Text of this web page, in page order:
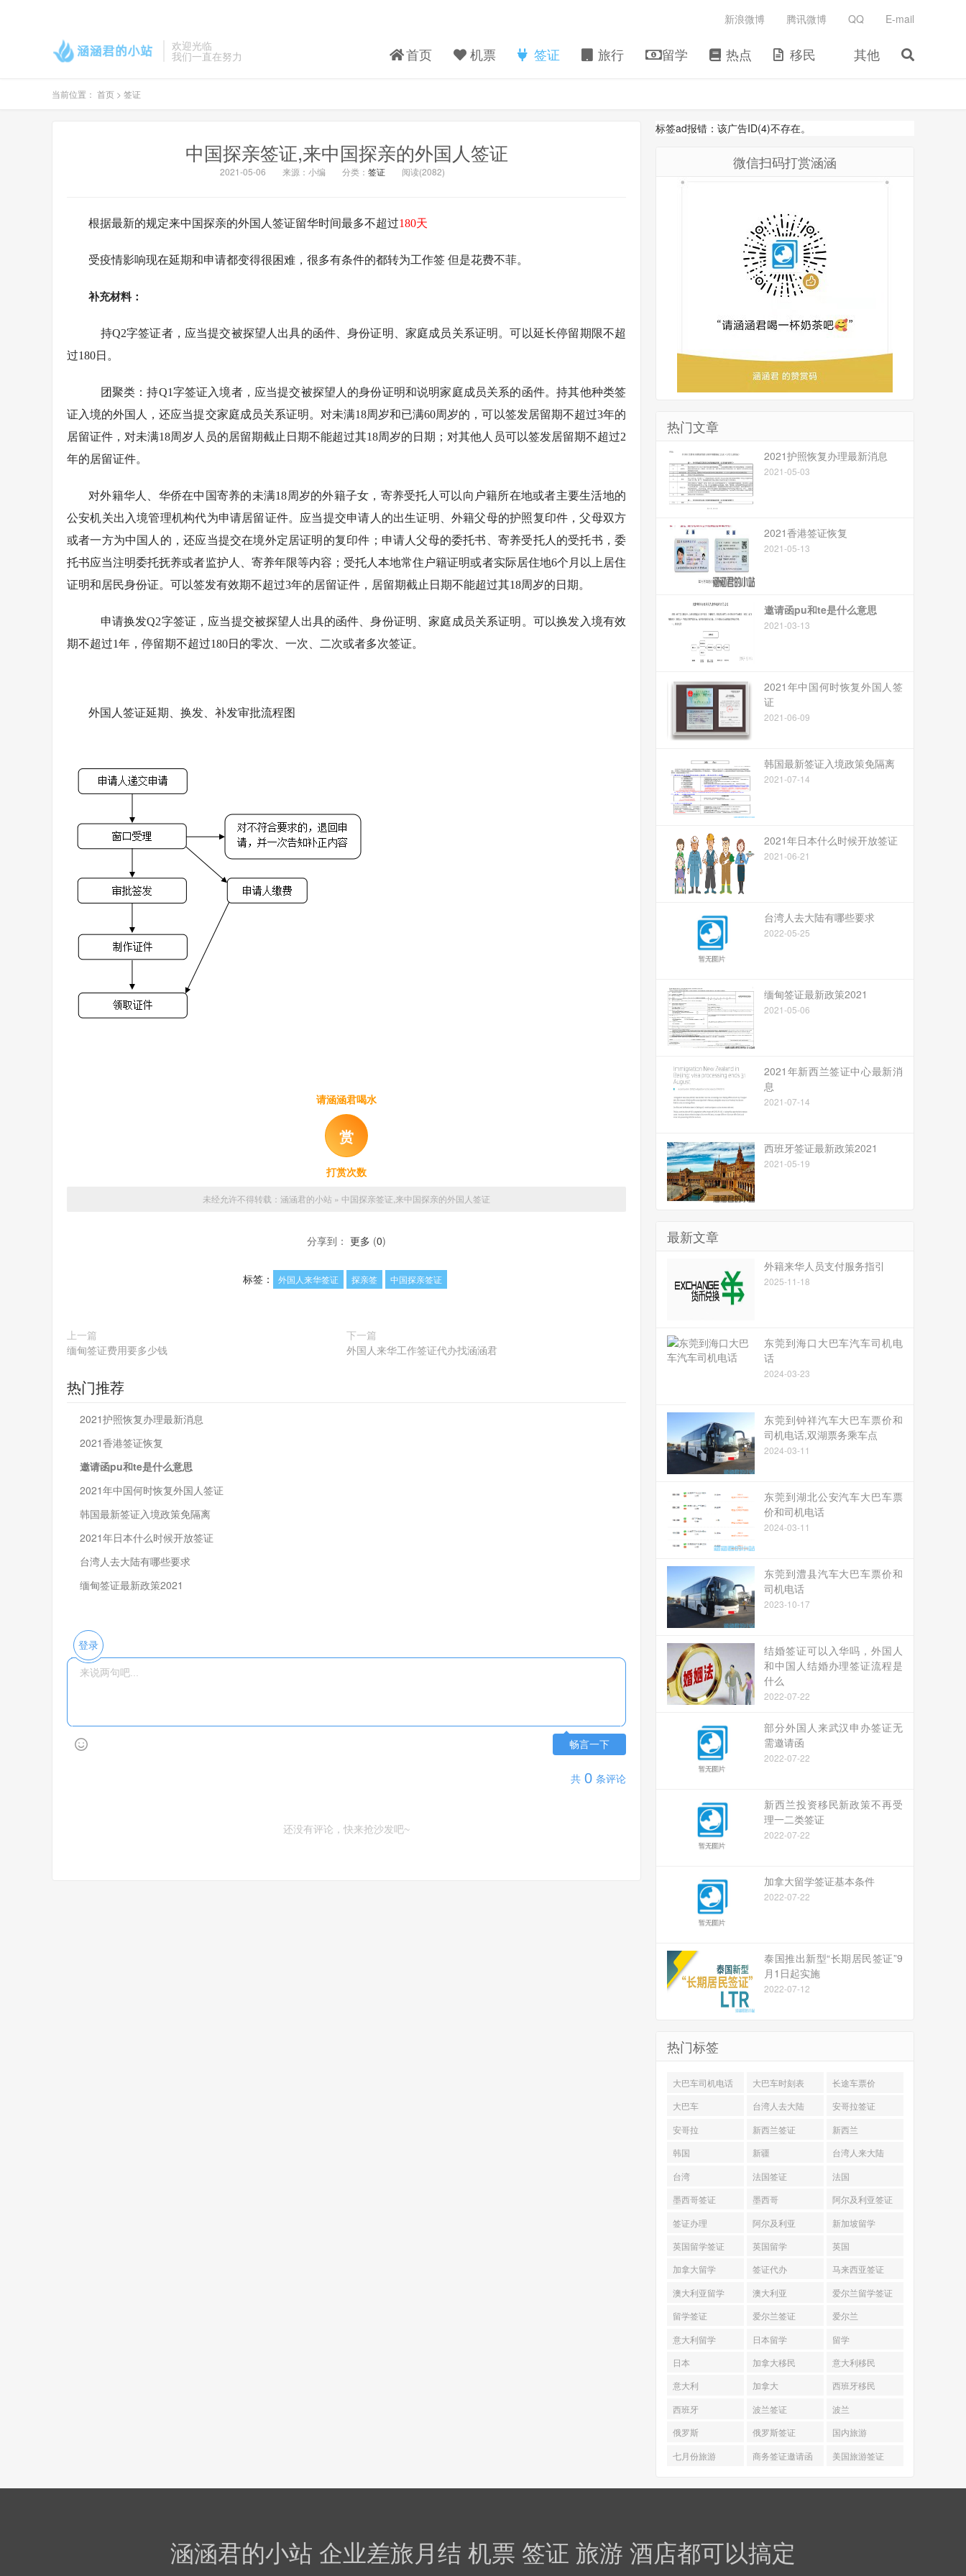
欢迎光临
我们一直在努力 首页 机票 签证 旅行 留学 热点 移民 其他
新浪微博 腾讯微博 QQ E-mail
当前位置： 首页 > 签证
中国探亲签证,来中国探亲的外国人签证
2021-05-06 来源：小编 分类： 签证 阅读(2082)
根据最新的规定来中国探亲的外国人签证留华时间最多不超过180天
受疫情影响现在延期和申请都变得很困难，很多有条件的都转为工作签 但是花费不菲。
补充材料：
持Q2字签证者，应当提交被探望人出具的函件、身份证明、家庭成员关系证明。可以延长停留期限不超
过180日。
团聚类：持Q1字签证入境者，应当提交被探望人的身份证明和说明家庭成员关系的函件。持其他种类签
证入境的外国人，还应当提交家庭成员关系证明。对未满18周岁和已满60周岁的，可以签发居留期不超过3年的
居留证件，对未满18周岁人员的居留期截止日期不能超过其18周岁的日期；对其他人员可以签发居留期不超过2
年的居留证件。
对外籍华人、华侨在中国寄养的未满18周岁的外籍子女，寄养受托人可以向户籍所在地或者主要生活地的
公安机关出入境管理机构代为申请居留证件。应当提交申请人的出生证明、外籍父母的护照复印件，父母双方
或者一方为中国人的，还应当提交在境外定居证明的复印件；申请人父母的委托书、寄养受托人的受托书，委
托书应当注明委托抚养或者监护人、寄养年限等内容；受托人本地常住户籍证明或者实际居住地6个月以上居住
证明和居民身份证。可以签发有效期不超过3年的居留证件，居留期截止日期不能超过其18周岁的日期。
申请换发Q2字签证，应当提交被探望人出具的函件、身份证明、家庭成员关系证明。可以换发入境有效
期不超过1年，停留期不超过180日的零次、一次、二次或者多次签证。
外国人签证延期、换发、补发审批流程图
请涵涵君喝水
赏
打赏次数
未经允许不得转载： 涵涵君的小站 » 中国探亲签证,来中国探亲的外国人签证
分享到： 更多 (0)
标签： 外国人来华签证 探亲签 中国探亲签证
上一篇
缅甸签证费用要多少钱
下一篇
外国人来华工作签证代办找涵涵君
热门推荐
2021护照恢复办理最新消息
2021香港签证恢复
邀请函pu和te是什么意思
2021年中国何时恢复外国人签证
韩国最新签证入境政策免隔离
2021年日本什么时候开放签证
台湾人去大陆有哪些要求
缅甸签证最新政策2021
登录
畅言一下
共 0 条评论
还没有评论，快来抢沙发吧~
标签ad报错：该广告ID(4)不存在。
微信扫码打赏涵涵
热门文章
2021护照恢复办理最新消息
2021-05-03
2021香港签证恢复
2021-05-13
邀请函pu和te是什么意思
2021-03-13
2021年中国何时恢复外国人签
证
2021-06-09
韩国最新签证入境政策免隔离
2021-07-14
2021年日本什么时候开放签证
2021-06-21
台湾人去大陆有哪些要求
2022-05-25
缅甸签证最新政策2021
2021-05-06
2021年新西兰签证中心最新消
息
2021-07-14
西班牙签证最新政策2021
2021-05-19
最新文章
​外籍来华人员支付服务指引
2025-11-18
东莞到海口大巴车汽车司机电
话
2024-03-23
东莞到钟祥汽车大巴车票价和
司机电话,双湖票务乘车点
2024-03-11
东莞到湖北公安汽车大巴车票
价和司机电话
2024-03-11
东莞到澧县汽车大巴车票价和
司机电话
2023-10-17
结婚签证可以入华吗，外国人
和中国人结婚办理签证流程是
什么
2022-07-22
部分外国人来武汉申办签证无
需邀请函
2022-07-22
新西兰投资移民新政策不再受
理一二类签证
2022-07-22
加拿大留学签证基本条件
2022-07-22
泰国推出新型“长期居民签证”9
月1日起实施
2022-07-12
热门标签
大巴车司机电话 大巴车时刻表
长途车票价
大巴车
台湾人去大陆
安哥拉签证
安哥拉
新西兰签证
新西兰
韩国
新疆
台湾人来大陆
台湾
法国签证
法国
墨西哥签证
墨西哥
阿尔及利亚签证
签证办理
阿尔及利亚
新加坡留学
英国留学签证
英国留学
英国
加拿大留学
签证代办
马来西亚签证
澳大利亚留学
澳大利亚
爱尔兰留学签证
留学签证
爱尔兰签证
爱尔兰
意大利留学
日本留学
留学
日本
加拿大移民
意大利移民
意大利
加拿大
西班牙移民
西班牙
波兰签证
波兰
俄罗斯
俄罗斯签证
国内旅游
七月份旅游
商务签证邀请函 美国旅游签证
涵涵君的小站 企业差旅月结 机票 签证 旅游 酒店都可以搞定